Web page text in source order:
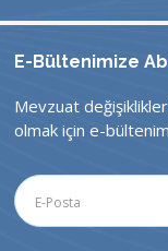
E-Bültenimize
Mevzuat
olmak için e-